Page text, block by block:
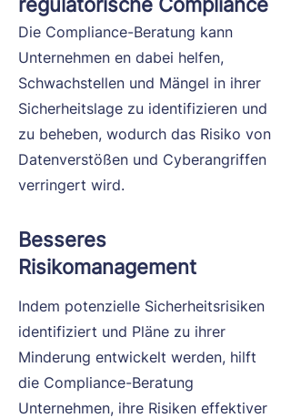
Die Compliance-Beratung kann
Unternehmen en dabei helfen,
Schwachstellen und Mängel in ihrer
Sicherheitslage zu identifizieren und
zu beheben, wodurch das Risiko von
Datenverstößen und Cyberangriffen
verringert wird.
Besseres
Risikomanagement
Indem potenzielle Sicherheitsrisiken
identifiziert und Pläne zu ihrer
Minderung entwickelt werden, hilft
die Compliance-Beratung
Unternehmen, ihre Risiken effektiver